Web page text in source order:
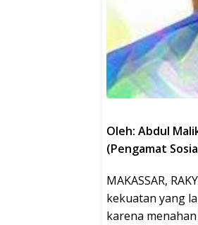
Oleh: Abdul
(Pengamat
MAKASSAR,
kekuatan yang
karena